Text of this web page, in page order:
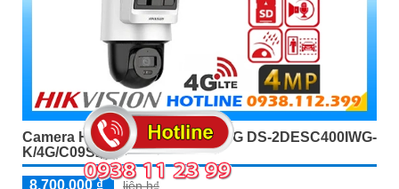
Camera HIKVISION Dung SIM 4G DS-2DESC400IWG-
K/4G/C09S20
8,700,000 ₫ liên h₫